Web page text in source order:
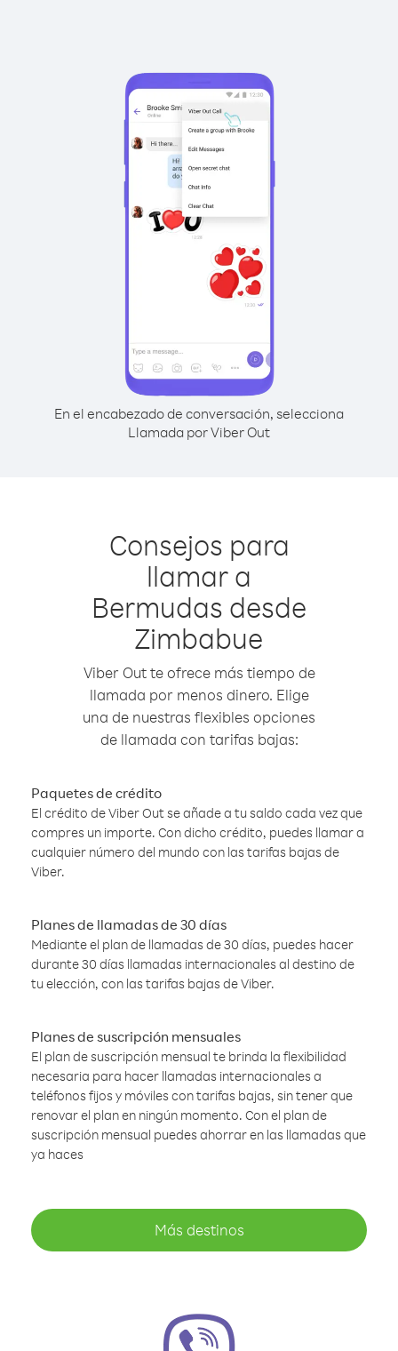
En el encabezado de conversación, selecciona
Llamada por Viber Out
Consejos para
llamar a
Bermudas desde
Zimbabue
Viber Out te ofrece más tiempo de
llamada por menos dinero. Elige
una de nuestras flexibles opciones
de llamada con tarifas bajas:
Paquetes de crédito
El crédito de Viber Out se añade a tu saldo cada vez que
compres un importe. Con dicho crédito, puedes llamar a
cualquier número del mundo con las tarifas bajas de
Viber.
Planes de llamadas de 30 días
Mediante el plan de llamadas de 30 días, puedes hacer
durante 30 días llamadas internacionales al destino de
tu elección, con las tarifas bajas de Viber.
Planes de suscripción mensuales
El plan de suscripción mensual te brinda la flexibilidad
necesaria para hacer llamadas internacionales a
teléfonos fijos y móviles con tarifas bajas, sin tener que
renovar el plan en ningún momento. Con el plan de
suscripción mensual puedes ahorrar en las llamadas que
ya haces
Más destinos